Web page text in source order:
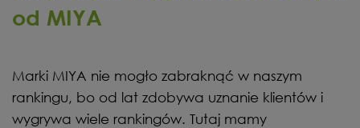
od MIYA
Marki MIYA nie mogło zabraknąć w naszym
rankingu, bo od lat zdobywa uznanie klientów i
wygrywa wiele rankingów. Tutaj mamy